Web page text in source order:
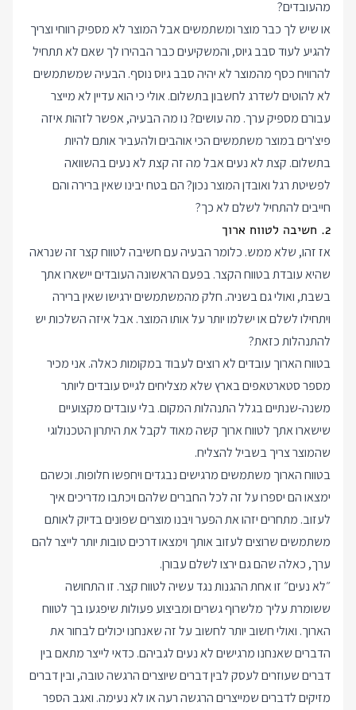
מהעובדים?
או שיש לך כבר מוצר ומשתמשים אבל המוצר לא מספיק רווחי וצריך
להגיע לעוד סבב גיוס, והמשקיעים כבר הבהירו לך שאם לא תתחיל
להרוויח כסף מהמוצר לא יהיה סבב גיוס נוסף. הבעיה שמשתמשים
לא להוטים לשדרג לחשבון בתשלום. אולי כי הוא עדיין לא מייצר
עבורם מספיק ערך. מה עושים? נו מה הבעיה, אפשר לזהות איזה
פיצ'רים במוצר משתמשים הכי אוהבים ולהעביר אותם להיות
בתשלום. קצת לא נעים אבל מה זה קצת לא נעים בהשוואה
לפשיטת רגל ואובדן המוצר נכון? הם בטח יבינו שאין ברירה והם
חייבים להתחיל לשלם לא כך?
2. חשיבה לטווח ארוך
אז זהו, שלא ממש. כלומר הבעיה עם חשיבה לטווח קצר זה שנראה
שהיא עובדת בטווח הקצר. בפעם הראשונה העובדים יישארו אתך
בשבת, ואולי גם בשניה. חלק מהמשתמשים ירגישו שאין ברירה
ויתחילו לשלם או ישלמו יותר על אותו המוצר. אבל איזה השלכות יש
להתנהלות כזאת?
בטווח הארוך עובדים לא רוצים לעבוד במקומות כאלה. אני מכיר
מספר סטארטאפים בארץ שלא מצליחים לגייס עובדים ליותר
משנה-שנתיים בגלל התנהלות המקום. בלי עובדים מקצועיים
שישארו אתך לטווח ארוך קשה מאוד לקבל את היתרון הטכנולוגי
שהמוצר צריך בשביל להצליח.
בטווח הארוך משתמשים מרגישים נבגדים ויחפשו חלופות. וכשהם
ימצאו הם יספרו על זה לכל החברים שלהם ויכתבו מדריכים איך
לעזוב. מתחרים יזהו את הפער ויבנו מוצרים שפונים בדיוק לאותם
משתמשים שרוצים לעזוב אותך וימצאו דרכים טובות יותר לייצר להם
ערך, כאלה שהם גם ירצו לשלם עבורן.
״לא נעים״ זו אחת ההגנות נגד עשיה לטווח קצר. זו התחושה
ששומרת עליך מלשרוף גשרים ומביצוע פעולות שיפגעו בך לטווח
הארוך. ואולי חשוב יותר לחשוב על זה שאנחנו יכולים לבחור את
הדברים שאנחנו מרגישים לא נעים לגביהם. כדאי לייצר מתאם בין
דברים שעוזרים לעסק לבין דברים שיוצרים הרגשה טובה, ובין דברים
מזיקים לדברים שמייצרים הרגשה רעה או לא נעימה. ואגב הספר